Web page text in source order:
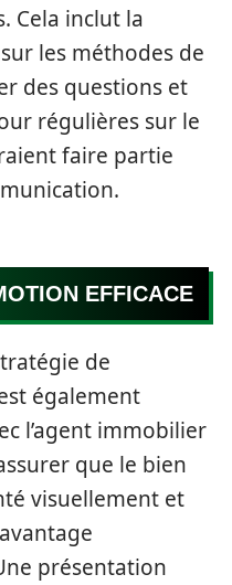
Cela inclut la
les méthodes de
des questions et
régulières sur le
faire partie
EFFICACE
de
également
l’agent immobilier
que le bien
visuellement et
présentation